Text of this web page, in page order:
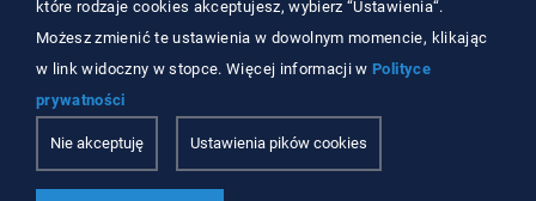
od kiedy zmiana obowiązuje,
czego dotyczy zmiana,
co stanie się z dotychczasową dokumentacją
papierową,
które rodzaje cookies akceptujesz, wybierz “Ustawienia“.
Możesz zmienić te ustawienia w dowolnym momencie, klikając
w link widoczny w stopce. Więcej informacji wPolityce
prywatności
Nie akceptuję Ustawienia pików cookies